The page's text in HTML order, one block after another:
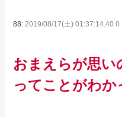
88:2019/08/17(土) 01:37:14.40 0
おまえらが思い
ってことがわか